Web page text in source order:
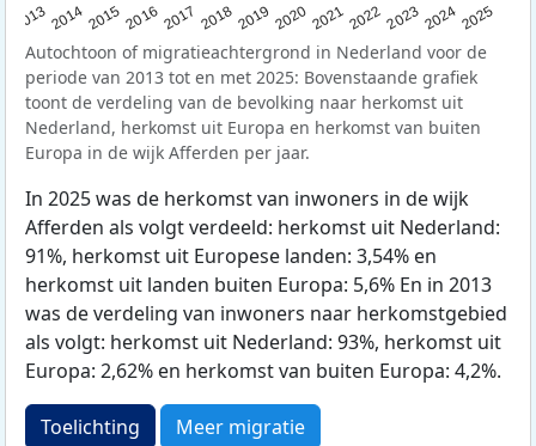
20132014201520162017 20182019 202020212022202320242025
Autochtoon of migratieachtergrond in Nederland voor de
periode van 2013 tot en met 2025: Bovenstaande grafiek
toont de verdeling van de bevolking naar herkomst uit
Nederland, herkomst uit Europa en herkomst van buiten
Europa in de wijk Afferden per jaar.
In 2025 was de herkomst van inwoners in de wijk
Afferden als volgt verdeeld: herkomst uit Nederland:
91%, herkomst uit Europese landen: 3,54% en
herkomst uit landen buiten Europa: 5,6% En in 2013
was de verdeling van inwoners naar herkomstgebied
als volgt: herkomst uit Nederland: 93%, herkomst uit
Europa: 2,62% en herkomst van buiten Europa: 4,2%.
Toelichting Meer migratie